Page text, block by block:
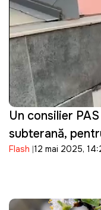
Un consilier
subterană,
lucrărilor.
Flash 12 mai 2025,